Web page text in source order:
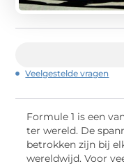
Veelgestelde vragen
Formule 1 is een
ter wereld. De
betrokken zijn bij
wereldwijd. Voor